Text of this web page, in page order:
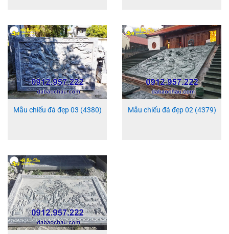
Mẫu chiếu đá đẹp 03 (4380) Mẫu chiếu đá đẹp 02 (4379)